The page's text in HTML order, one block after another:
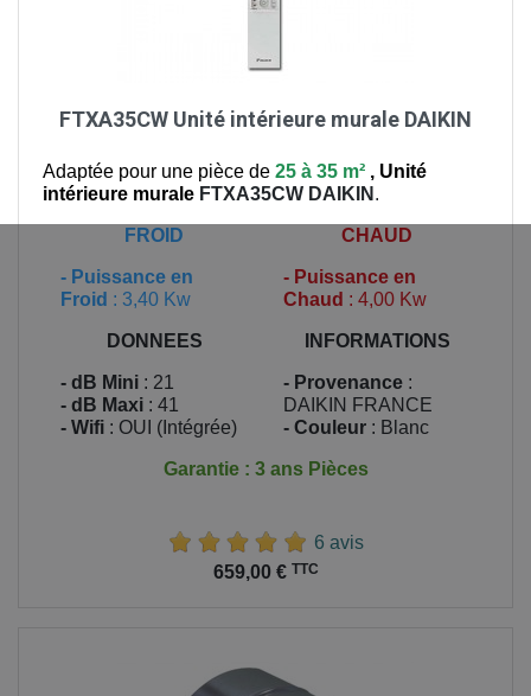
FTXA35CW Unité intérieure murale DAIKIN
Adaptée pour une pièce de 25 à 35 m² , Unité
intérieure murale FTXA35CW DAIKIN .
FROID
- Puissance en
Froid : 3,40 Kw
CHAUD
- Puissance en
Chaud : 4,00 Kw
DONNEES
- dB Mini : 21
- dB Maxi : 41
- Wifi : OUI (Intégrée)
INFORMATIONS
- Provenance :
DAIKIN FRANCE
- Couleur : Blanc
Garantie : 3 ans Pièces
6 avis
659,00 € TTC